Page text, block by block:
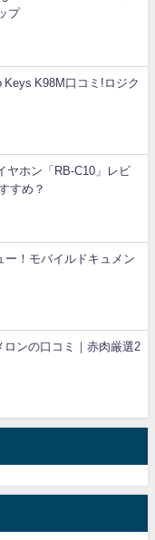
プ
Keys K98M口コミ!ロジク
ヤホン「RB-C10」レビ
すめ？
ー！モバイルドキュメン
ロンの口コミ｜赤肉厳選2